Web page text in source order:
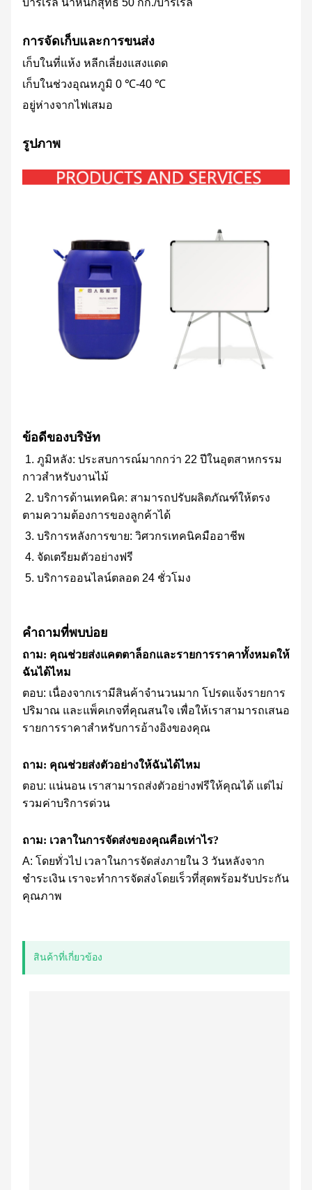
การจัดเก็บและการขนส่ง
เก็บในที่แห้ง หลีกเลี่ยงแสงแดด
เก็บในช่วงอุณหภูมิ 0 ℃-40 ℃
อยู่ห่างจากไฟเสมอ
รูปภาพ
ข้อดีของบริษัท
1. ภูมิหลัง: ประสบการณ์มากกว่า 22 ปีในอุตสาหกรรม
กาวสำหรับงานไม้
2. บริการด้านเทคนิค: สามารถปรับผลิตภัณฑ์ให้ตรง
ตามความต้องการของลูกค้าได้
3. บริการหลังการขาย: วิศวกรเทคนิคมืออาชีพ
4. จัดเตรียมตัวอย่างฟรี
5. บริการออนไลน์ตลอด 24 ชั่วโมง
คำถามที่พบบ่อย
ถาม: คุณช่วยส่งแคตตาล็อกและรายการราคาทั้งหมดให้
ฉันได้ไหม
ตอบ: เนื่องจากเรามีสินค้าจำนวนมาก โปรดแจ้งรายการ
ปริมาณ และแพ็คเกจที่คุณสนใจ เพื่อให้เราสามารถเสนอ
รายการราคาสำหรับการอ้างอิงของคุณ
ถาม: คุณช่วยส่งตัวอย่างให้ฉันได้ไหม
ตอบ: แน่นอน เราสามารถส่งตัวอย่างฟรีให้คุณได้ แต่ไม่
รวมค่าบริการด่วน
ถาม: เวลาในการจัดส่งของคุณคือเท่าไร?
A: โดยทั่วไป เวลาในการจัดส่งภายใน 3 วันหลังจาก
ชำระเงิน เราจะทำการจัดส่งโดยเร็วที่สุดพร้อมรับประกัน
คุณภาพ
สินค้าที่เกี่ยวข้อง